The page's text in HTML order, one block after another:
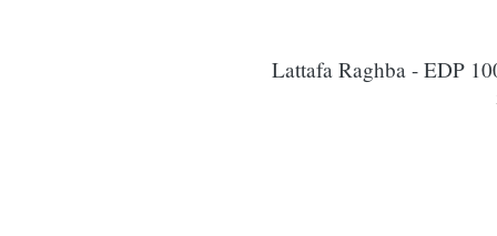
Lattafa Raghba - EDP